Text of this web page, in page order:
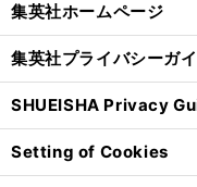
集英社ホームページ
集英社プライバシーガ
SHUEISHA Privacy
Setting of Cookies